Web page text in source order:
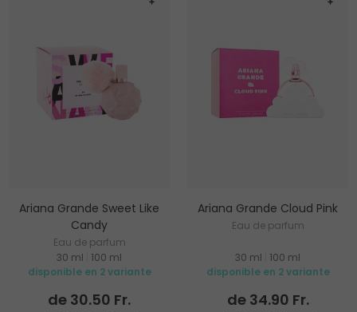
Ariana Grande Sweet Like
Candy
Eau de parfum
30 ml
100 ml
disponible en 2 variante
de 30.50 Fr.
Ariana Grande Cloud Pink
Eau de parfum
30 ml
100 ml
disponible en 2 variante
de 34.90 Fr.